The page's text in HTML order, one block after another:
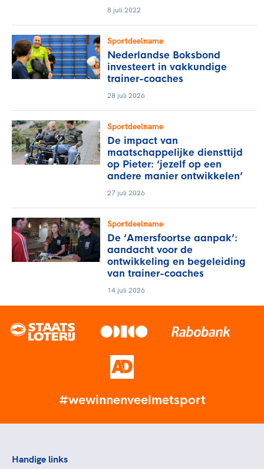
8 juli 2022
Sportdeelname
Nederlandse Boksbond
investeert in vakkundige
trainer-coaches
28 juli 2026
Sportdeelname
De impact van
maatschappelijke diensttijd
op Pieter: ‘jezelf op een
andere manier ontwikkelen’
27 juli 2026
Sportdeelname
De ‘Amersfoortse aanpak’:
aandacht voor de
ontwikkeling en begeleiding
van trainer-coaches
14 juli 2026
#wewinnenveelmetsport
Handige links